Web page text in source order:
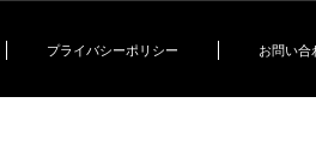
プライバシーポリシー お問い合